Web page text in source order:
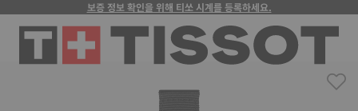
보증 정보 확인을 위해 티쏘 시계를 등록하세요.